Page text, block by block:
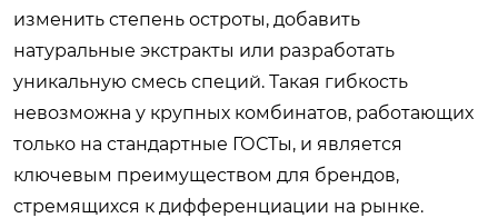
изменить степень остроты, добавить
натуральные экстракты или разработать
уникальную смесь специй. Такая гибкость
невозможна у крупных комбинатов, работающих
только на стандартные ГОСТы, и является
ключевым преимуществом для брендов,
стремящихся к дифференциации на рынке.